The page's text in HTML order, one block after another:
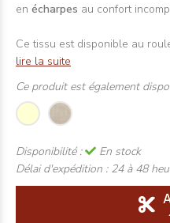
en écharpes au confort
Ce tissu est disponible au
lire la suite
Ce produit est également
Disponibilité :
En stock
Délai d'expédition : 24 à 48